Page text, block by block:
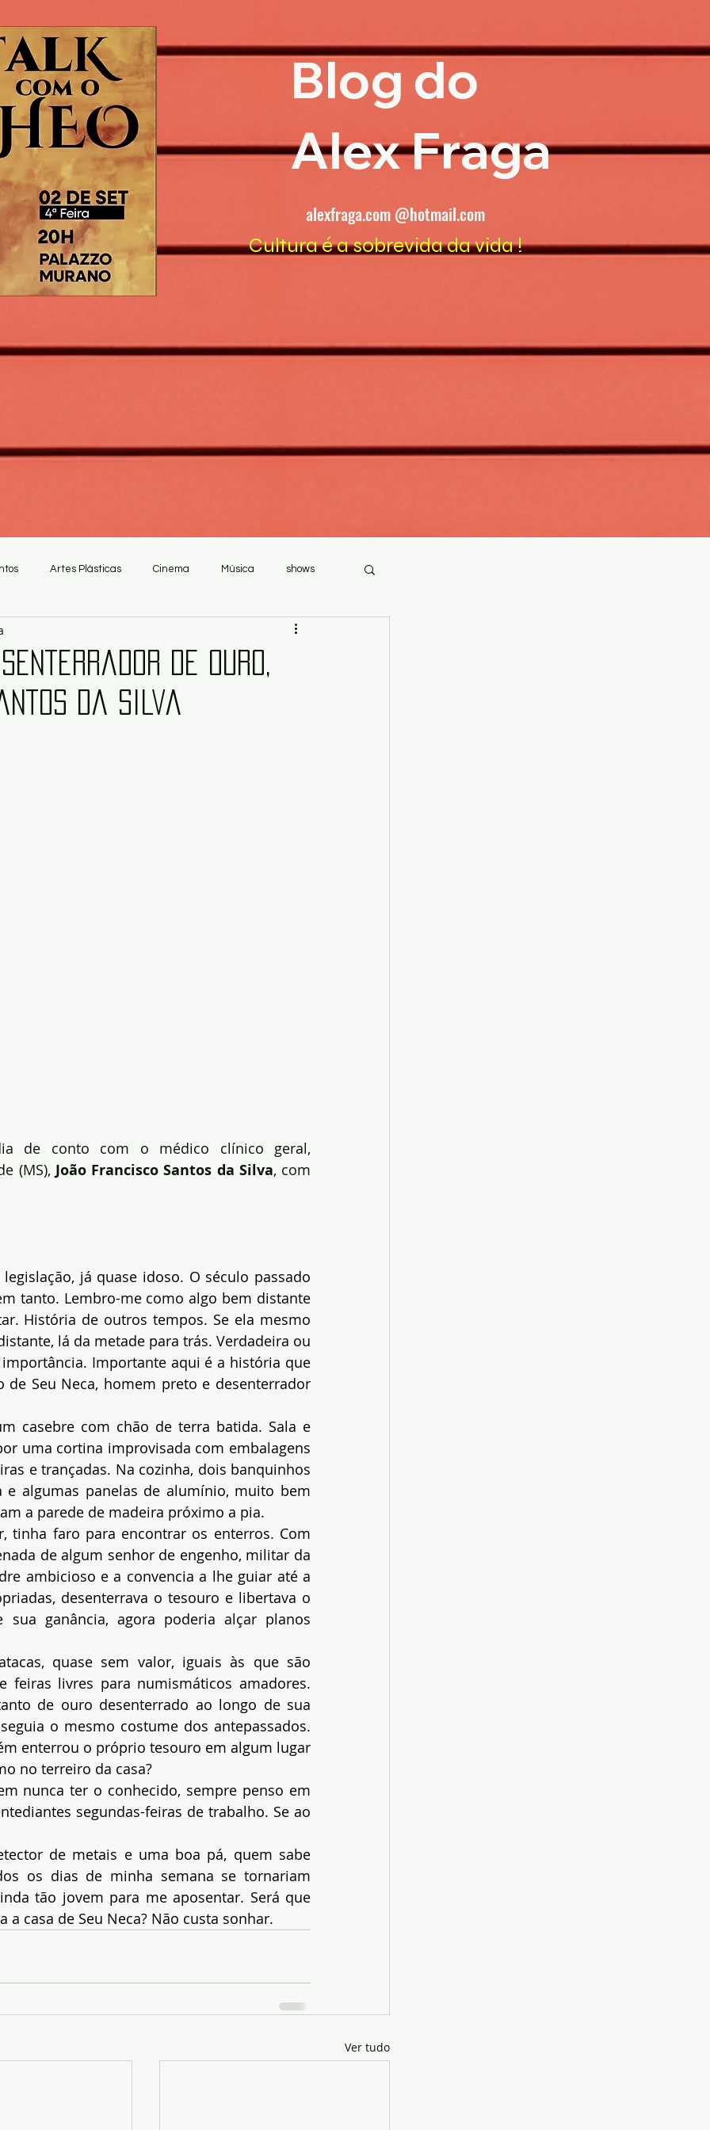
Blog do
Alex Fraga
alexfraga.com @hotmail.com
Cultura é a sobrevida da vida !
Artes Plásticas Cinema Música shows
de ouro,
da Silva
de conto com o médico clínico geral,
(MS), João Francisco Santos da Silva, com
já quase idoso. O século passado
tanto. Lembro-me como algo bem distante
História de outros tempos. Se ela mesmo
lá da metade para trás. Verdadeira ou
Importante aqui é a história que
Seu Neca, homem preto e desenterrador
casebre com chão de terra batida. Sala e
uma cortina improvisada com embalagens
e trançadas. Na cozinha, dois banquinhos
algumas panelas de alumínio, muito bem
a parede de madeira próximo a pia.
tinha faro para encontrar os enterros. Com
de algum senhor de engenho, militar da
ambicioso e a convencia a lhe guiar até a
desenterrava o tesouro e libertava o
ganância, agora poderia alçar planos
quase sem valor, iguais às que são
feiras livres para numismáticos amadores.
de ouro desenterrado ao longo de sua
o mesmo costume dos antepassados.
enterrou o próprio tesouro em algum lugar
no terreiro da casa?
nunca ter o conhecido, sempre penso em
segundas-feiras de trabalho. Se ao
de metais e uma boa pá, quem sabe
os dias de minha semana se tornariam
tão jovem para me aposentar. Será que
casa de Seu Neca? Não custa sonhar.
Ver tudo